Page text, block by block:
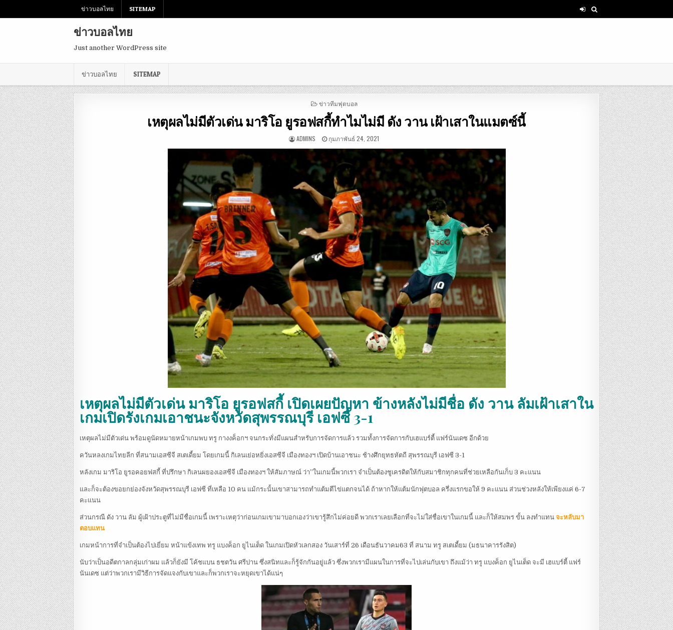
ข่าวบอลไทย SITEMAP
ข่าวบอลไทย
Just another WordPress site
ข่าวบอลไทย SITEMAP
POSTED
ข่าวทีมฟุตบอล
เหตุผลไม่มีตัวเด่น มาริโอ ยูรอฟสกี้ทำไมไม่มี ดัง วาน เฝ้าเสาในแมตซ์นี้
ADMINS กุมภาพันธ์ 24, 2021
เหตุผลไม่มีตัวเด่น มาริโอ ยูรอฟสกี้ เปิดเผยปัญหา ข้างหลังไม่มีชื่อ ดัง วาน ลัมเฝ้าเสาใน
เกมเปิดรังเกมเอาชนะจังหวัดสุพรรณบุรี เอฟซี 3-1
เหตุผลไม่มีตัวเด่น พร้อมดูนัดหมายหน้าเกมพบ ทรู กางงค็อกฯ จนกระทั่งมีแผนสำหรับการจัดการแล้ว รวมทั้งการจัดการกับเฮแบร์ตี้ แฟร์นันเดซ อีกด้วย
ควันหลงเกมไทยลีก ที่สนามเอสซีจี สเตเดี้ยม โดยเกมนี้ กิเลนเย่อหยิ่งเอสซีจี เมืองทองฯ เปิดบ้านเอาชนะ ช้างศึกยุทธหัตถี สุพรรณบุรี เอฟซี 3-1
หลังเกม มาริโอ ยูรอคอยฟสกี้ ที่ปรึกษา กิเลนผยองเอสซีจี เมืองทองฯ ให้สัมภาษณ์ ว่า”ในเกมนี้พวกเรา จำเป็นต้องชูเครดิตให้กับสมาชิกทุกคนที่ช่วยเหลือกันเก็บ 3 คะแนน
และก็จะต้องขอยกย่องจังหวัดสุพรรณบุรี เอฟซี ที่เหลือ 10 คน แม้กระนั้นเขาสามารถทำแต้มตีไข่แตกจนได้ ถ้าหากให้แต้มนักฟุตบอล ครึ่งแรกขอให้ 9 คะแนน ส่วนช่วงหลังให้เพียงแค่ 6-7
คะแนน
ส่วนกรณี ดัง วาน ลัม ผู้เฝ้าประตูที่ไม่มีชื่อเกมนี้ เพราะเหตุว่าก่อนเกมเขามาบอกเองว่าเขารู้สึกไม่ค่อยดี พวกเราเลยเลือกที่จะไม่ใส่ชื่อเขาในเกมนี้ และก็ให้สมพร ขั้น ลงทำแทน จะหลับมา
ตอบแทน
เกมหน้าการที่จำเป็นต้องไปเยี่ยม หน้าแข้งเทพ ทรู แบงค็อก ยูไนเต็ด ในเกมเปิดหัวเลกสอง วันเสาร์ที่ 26 เดือนธันวาคม63 ที่ สนาม ทรู สเตเดี้ยม (มธนาคารรังสิต)
นับว่าเป็นอดีตกาลกลุ่มเก่าผม แล้วก็ยังมี โค้ชแบน ธชตวัน ศรีปาน ซึ่งสนิทและก็รู้จักกันอยู่แล้ว ซึ่งพวกเรามีแผนในการที่จะไปเล่นกับเขา ถึงแม้ว่า ทรู แบงค็อก ยูไนเต็ด จะมี เฮแบร์ตี้ แฟร์
นันเดซ แต่ว่าพวกเรามีวิธีการจัดแจงกับเขาและก็พวกเราจะหยุดเขาได้แน่ๆ